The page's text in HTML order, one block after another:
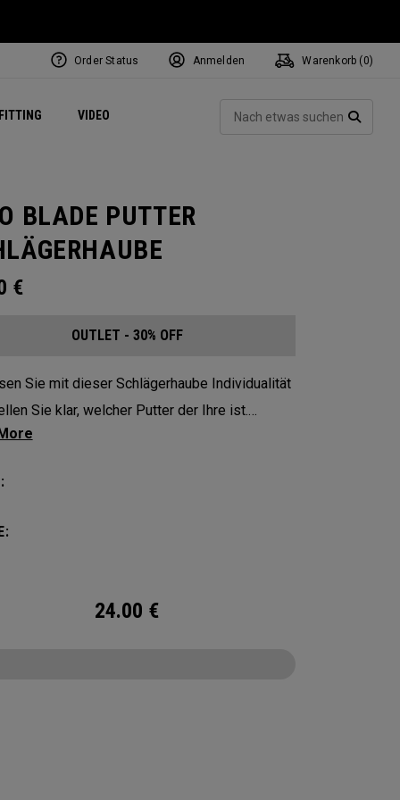
VIDEO Exclusive Mavrik Complete Sets
Exklusiv - Golfbälle
Women's Golf Balls
Exklusiv - Zubehör
Regional Performance Centers
Order Status Anmelden Warenkorb ( 0)
BLADE PUTTER
€
OUTLET - 30% OFF
Sie mit dieser Schlägerhaube Individualität
Sie klar, welcher Putter der Ihre ist.
Sie Ihren flachen Schläger mit diesen
24.00 €